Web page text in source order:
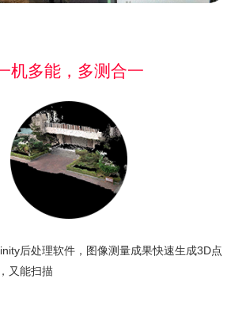
机多能，多测合一
后处理软件，图像测量成果快速生成3D点
又能扫描